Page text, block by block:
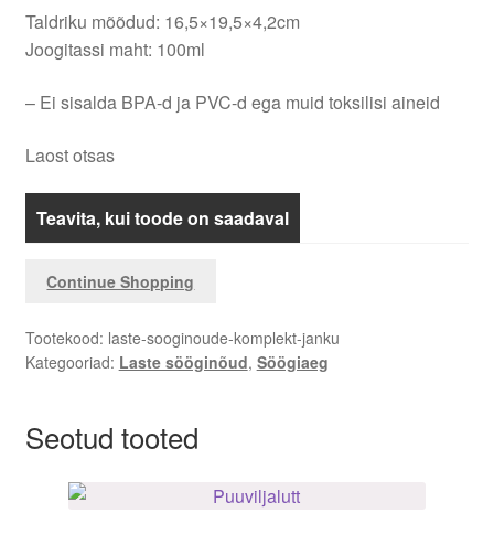
Taldriku mõõdud: 16,5×19,5×4,2cm
Joogitassi maht: 100ml
– Ei sisalda BPA-d ja PVC-d ega muid toksilisi aineid
Laost otsas
Teavita, kui toode on saadaval
Continue Shopping
Tootekood: laste-sooginoude-komplekt-janku
Kategooriad: Laste sööginõud, Söögiaeg
Seotud tooted